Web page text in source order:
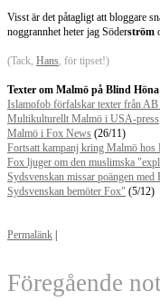
Visst är det påtagligt att bloggare
noggrannhet heter jag Söderström
(Tack, Hans, för tipset!)
Texter om Malmö på Blind
Islamofob förfalskar texter från AB
Multikulturellt Malmö i USA-press
Malmö i Fox News (26/11)
Fortsatt kampanj kring Malmö hos
Fox ljuger om den muslimska
Sydsvenskan missar poängen med
Sydsvenskan bemöter Fox" (5/12)
Permalänk
Föregående